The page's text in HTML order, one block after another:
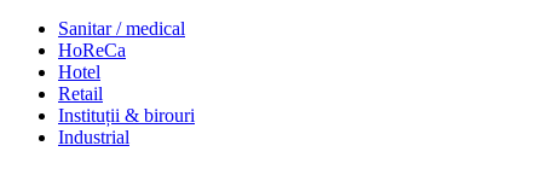
Sanitar / medical
HoReCa
Hotel
Retail
Instituții & birouri
Industrial